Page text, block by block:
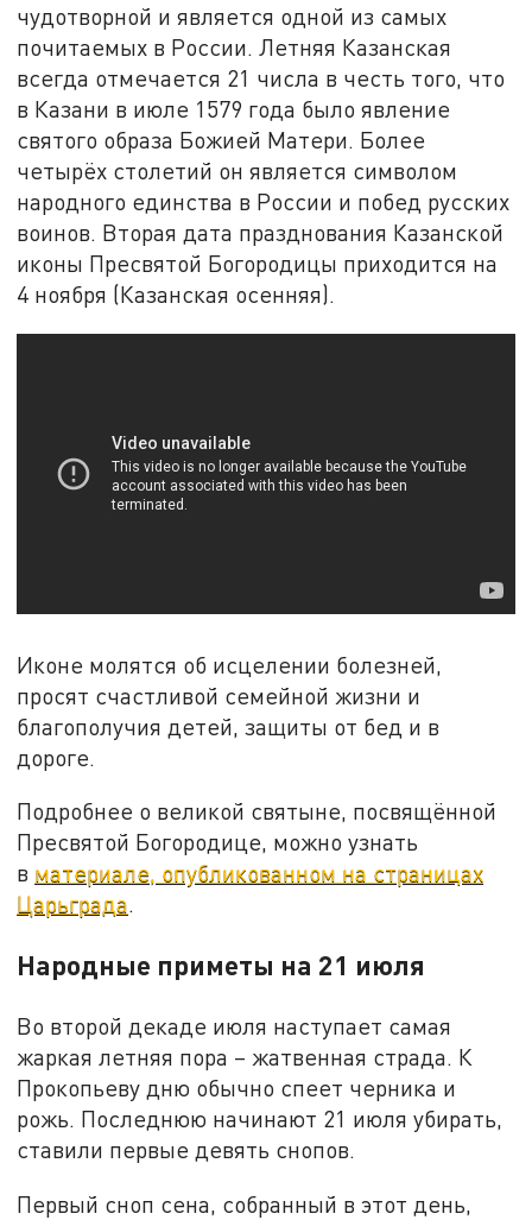
чудотворной и является одной из самых
почитаемых в России. Летняя Казанская
всегда отмечается 21 числа в честь того, что
в Казани в июле 1579 года было явление
святого образа Божией Матери. Более
четырёх столетий он является символом
народного единства в России и побед русских
воинов. Вторая дата празднования Казанской
иконы Пресвятой Богородицы приходится на
4 ноября (Казанская осенняя).
Иконе молятся об исцелении болезней,
просят счастливой семейной жизни и
благополучия детей, защиты от бед и в
дороге.
Подробнее о великой святыне, посвящённой
Пресвятой Богородице, можно узнать
в материале, опубликованном на страницах
Царьграда.
Народные приметы на 21 июля
Во второй декаде июля наступает самая
жаркая летняя пора – жатвенная страда. К
Прокопьеву дню обычно спеет черника и
рожь. Последнюю начинают 21 июля убирать,
ставили первые девять снопов.
Первый сноп сена, собранный в этот день,